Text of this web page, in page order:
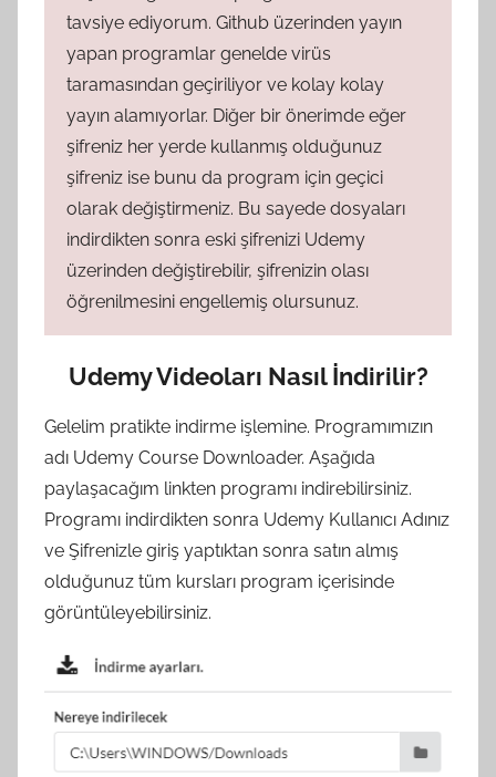
tavsiye ediyorum. Github üzerinden yayın
yapan programlar genelde virüs
taramasından geçiriliyor ve kolay kolay
yayın alamıyorlar. Diğer bir önerimde eğer
şifreniz her yerde kullanmış olduğunuz
şifreniz ise bunu da program için geçici
olarak değiştirmeniz. Bu sayede dosyaları
indirdikten sonra eski şifrenizi Udemy
üzerinden değiştirebilir, şifrenizin olası
öğrenilmesini engellemiş olursunuz.
Udemy Videoları Nasıl İndirilir?
Gelelim pratikte indirme işlemine. Programımızın
adı Udemy Course Downloader. Aşağıda
paylaşacağım linkten programı indirebilirsiniz.
Programı indirdikten sonra Udemy Kullanıcı Adınız
ve Şifrenizle giriş yaptıktan sonra satın almış
olduğunuz tüm kursları program içerisinde
görüntüleyebilirsiniz.